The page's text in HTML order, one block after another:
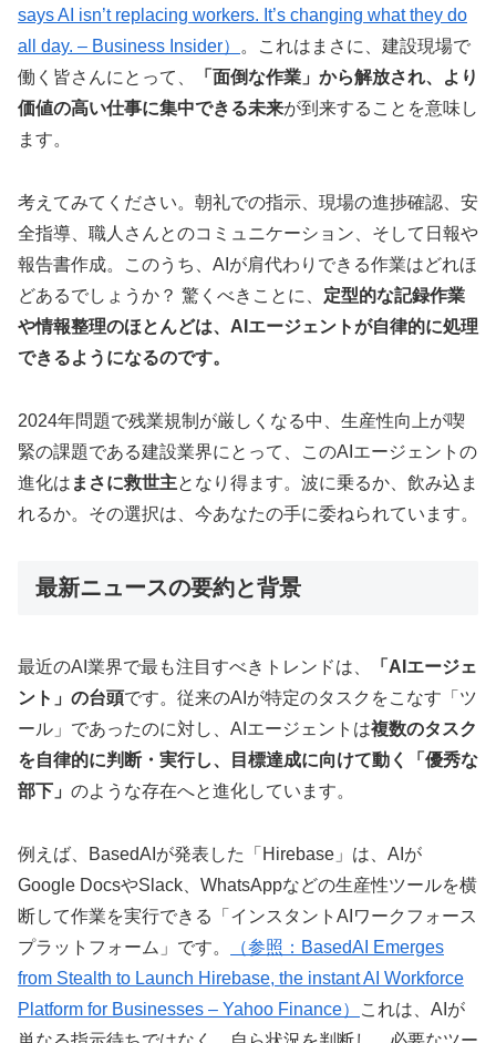
says AI isn’t replacing workers. It’s changing what they do
all day. – Business Insider）
。これはまさに、建設現場で
働く皆さんにとって、
「面倒な作業」から解放され、より
価値の高い仕事に集中できる未来が到来することを意味し
ます。
考えてみてください。朝礼での指示、現場の進捗確認、安
全指導、職人さんとのコミュニケーション、そして日報や
報告書作成。このうち、AIが肩代わりできる作業はどれほ
どあるでしょうか？ 驚くべきことに、 定型的な記録作業
や情報整理のほとんどは、AIエージェントが自律的に処理
できるようになるのです。
2024年問題で残業規制が厳しくなる中、生産性向上が喫
緊の課題である建設業界にとって、このAIエージェントの
進化は まさに救世主となり得ます。波に乗るか、飲み込ま
れるか。その選択は、今あなたの手に委ねられています。
最新ニュースの要約と背景
最近のAI業界で最も注目すべきトレンドは、
「AIエージェ
ント」の台頭です。従来のAIが特定のタスクをこなす「ツ
ール」であったのに対し、AIエージェントは複数のタスク
を自律的に判断・実行し、目標達成に向けて動く「優秀な
部下」 のような存在へと進化しています。
例えば、BasedAIが発表した「Hirebase」は、AIが
Google DocsやSlack、WhatsAppなどの生産性ツールを横
断して作業を実行できる「インスタントAIワークフォース
プラットフォーム」です。
（参照：BasedAI Emerges
from Stealth to Launch Hirebase, the instant AI Workforce
Platform for Businesses – Yahoo Finance）
これは、AIが